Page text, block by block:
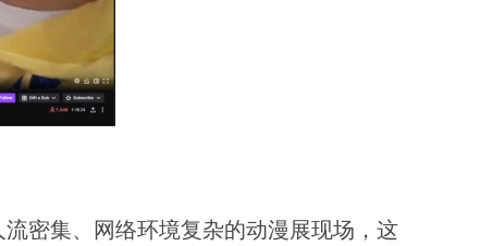
密集、网络环境复杂的动漫展现场，这